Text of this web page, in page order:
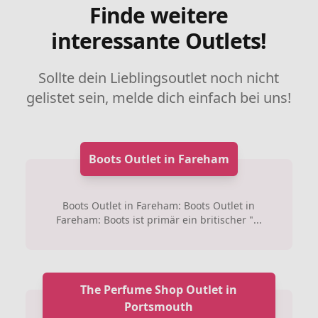
Finde weitere
interessante Outlets!
Sollte dein Lieblingsoutlet noch nicht
gelistet sein, melde dich einfach bei uns!
Boots Outlet in Fareham
Boots Outlet in Fareham: Boots Outlet in
Fareham: Boots ist primär ein britischer "...
The Perfume Shop Outlet in
Portsmouth